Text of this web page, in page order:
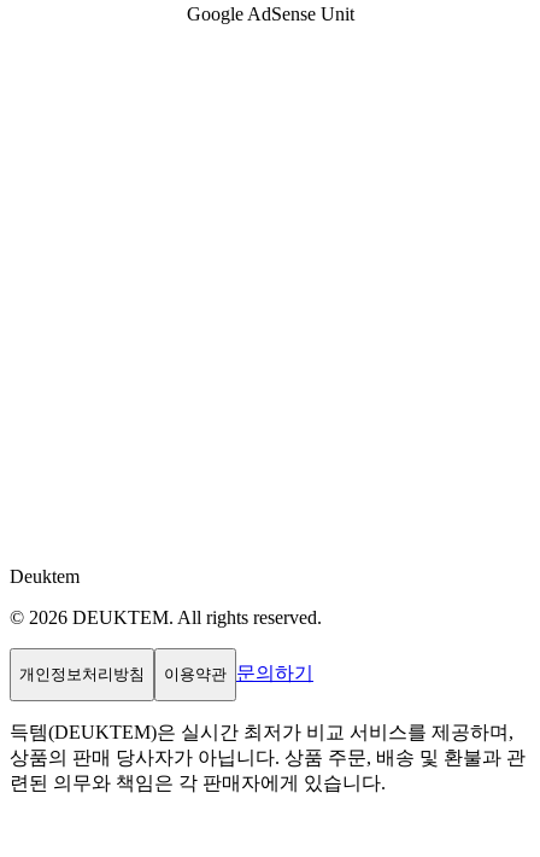
Google AdSense Unit
Deuktem
© 2026 DEUKTEM. All rights reserved.
개인정보처리방침 이용약관 문의하기
득템(DEUKTEM)은 실시간 최저가 비교 서비스를 제공하며,
상품의 판매 당사자가 아닙니다. 상품 주문, 배송 및 환불과 관
련된 의무와 책임은 각 판매자에게 있습니다.